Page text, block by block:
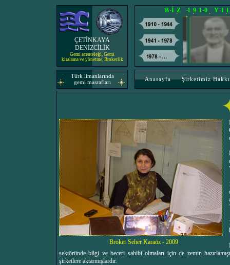
ÇETİNKAYA
DENİZCİLİK
Gemi acenteleği, Gemi
kiralama ve yönetme, Brokerlik
BİZ 1910
Türk limanlarında
gemi masrafları
Anasayfa Şirketimiz
Broker Seher Karaöz - 2009
sektöründe bilgi ve beceri sahibi olmaları için de zemin
şirketlere aktarmışlardır.